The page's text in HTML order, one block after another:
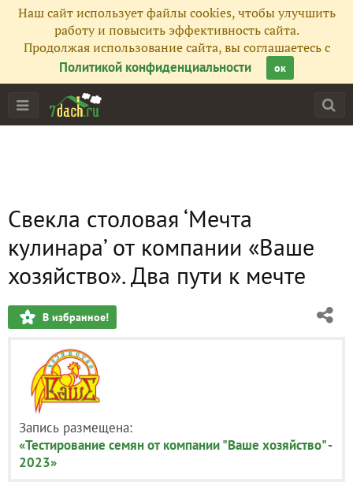
Наш сайт использует файлы cookies, чтобы улучшить
работу и повысить эффективность сайта.
Продолжая использование сайта, вы соглашаетесь с
Политикой конфиденциальности
ок
Свекла столовая ‘Мечта
кулинара’ от компании «Ваше
хозяйство». Два пути к мечте
В избранное!
Запись размещена:
«Тестирование семян от компании "Ваше хозяйство" -
2023»